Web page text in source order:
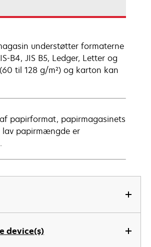
device(s)
understøtter formaterne
B4, JIS B5, Ledger, Letter og
til 128 g/m²) og karton kan
papirformat, papirmagasinets
lav papirmængde er